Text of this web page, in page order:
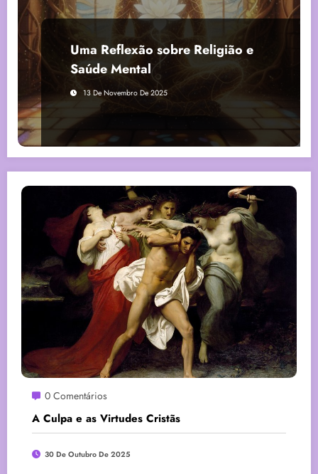
Uma Reflexão sobre Religião e
Saúde Mental
13 De Novembro De 2025
0 Comentários
A Culpa e as Virtudes Cristãs
30 De Outubro De 2025